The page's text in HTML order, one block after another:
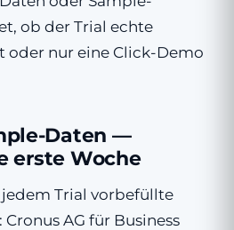
ob der Trial echte
oder nur eine Click-Demo
Daten —
erste Woche
Trial vorbefüllte
AG für Business